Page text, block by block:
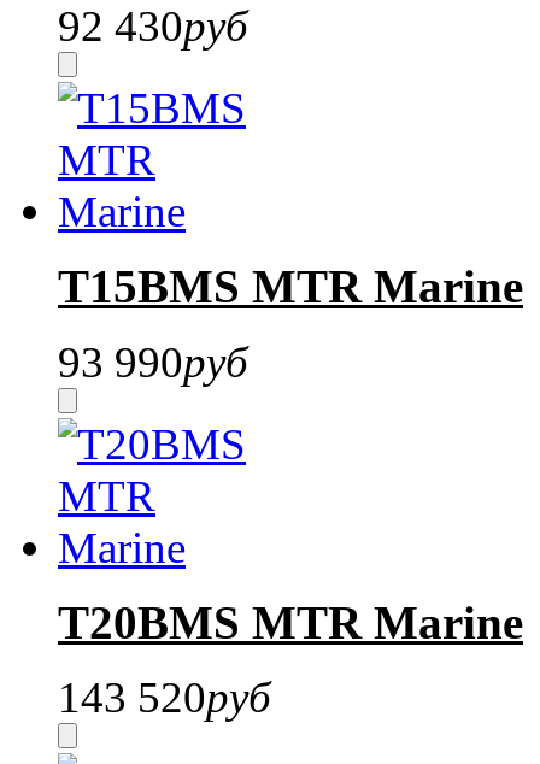
92 430руб
T15BMS MTR Marine
93 990руб
T20BMS MTR Marine
143 520руб